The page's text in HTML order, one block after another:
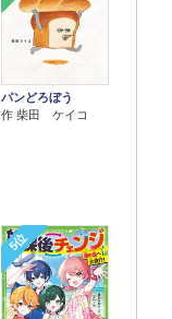
パンどろぼう
作 柴田 ケイコ
5位